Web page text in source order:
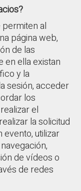
al
página web,
de las
en ella existan
y la
sesión, acceder
los
el
la solicitud
utilizar
de vídeos o
de redes